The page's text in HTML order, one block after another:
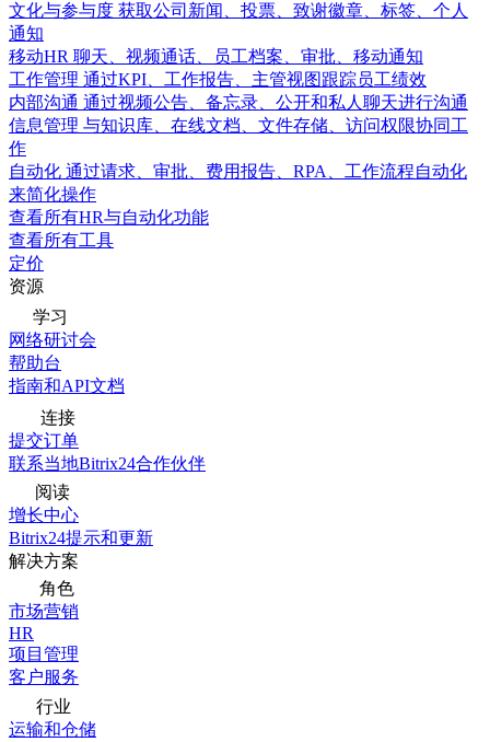
文化与参与度 获取公司新闻、投票、致谢徽章、标签、个人
通知
移动HR 聊天、视频通话、员工档案、审批、移动通知
工作管理 通过KPI、工作报告、主管视图跟踪员工绩效
内部沟通 通过视频公告、备忘录、公开和私人聊天进行沟通
信息管理 与知识库、在线文档、文件存储、访问权限协同工
作
自动化 通过请求、审批、费用报告、RPA、工作流程自动化
来简化操作
查看所有HR与自动化功能
查看所有工具
定价
资源
学习
网络研讨会
帮助台
指南和API文档
连接
提交订单
联系当地Bitrix24合作伙伴
阅读
增长中心
Bitrix24提示和更新
解决方案
角色
市场营销
HR
项目管理
客户服务
行业
运输和仓储